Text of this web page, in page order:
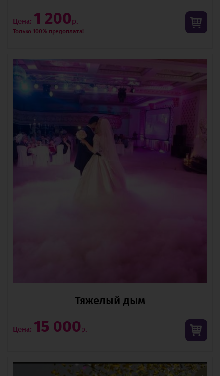
Цена: 1 200р.
Только 100% предоплата!
Тяжелый дым
Цена: 15 000р.